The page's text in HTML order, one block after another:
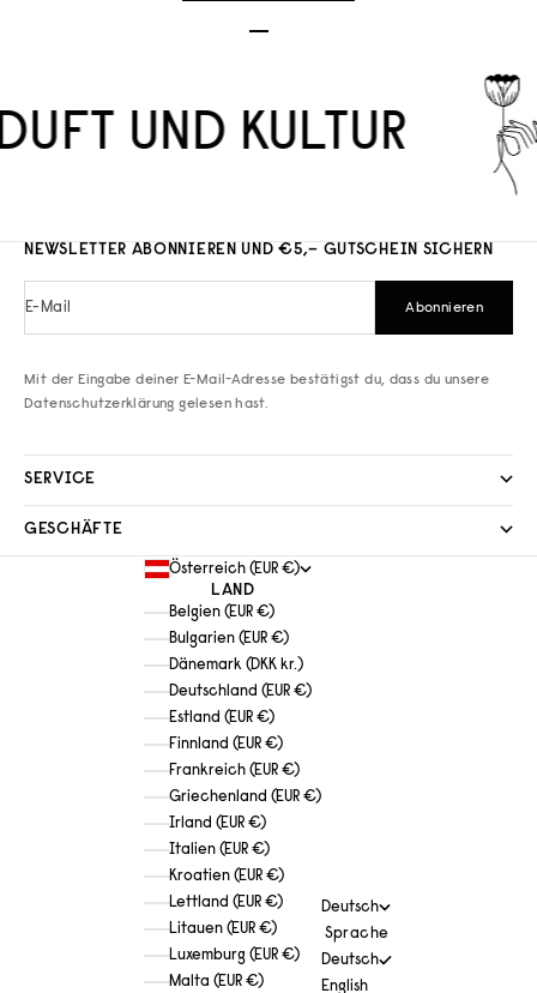
UND KULTUR
NEWSLETTER ABONNIEREN UND €5,– GUTSCHEIN SICHERN
E-Mail Abonnieren
Mit der Eingabe deiner E-Mail-Adresse bestätigst du, dass du unsere
Datenschutzerklärung gelesen hast.
SERVICE
GESCHÄFTE
Österreich (EUR €)
LAND
Belgien (EUR €)
Bulgarien (EUR €)
Dänemark (DKK kr.)
Deutschland (EUR €)
Estland (EUR €)
Finnland (EUR €)
Frankreich (EUR €)
Griechenland (EUR €)
Irland (EUR €)
Italien (EUR €)
Kroatien (EUR €)
Lettland (EUR €)
Litauen (EUR €)
Luxemburg (EUR €)
Malta (EUR €)
Deutsch
Sprache
Deutsch
English